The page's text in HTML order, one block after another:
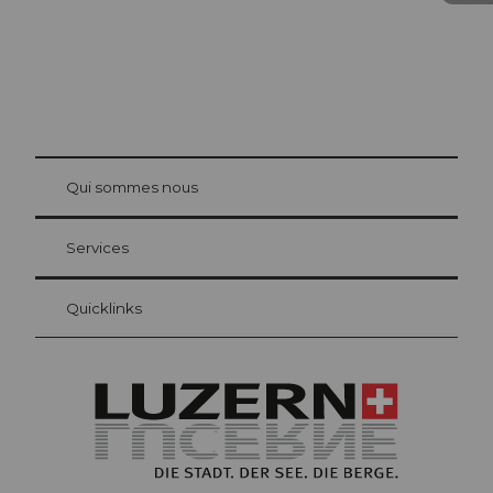
Carte d’hôte Lucerne
Vos avantages en tant qu'hôte pour la nuit
at Bre
Qui sommes nous
Services
Quicklinks